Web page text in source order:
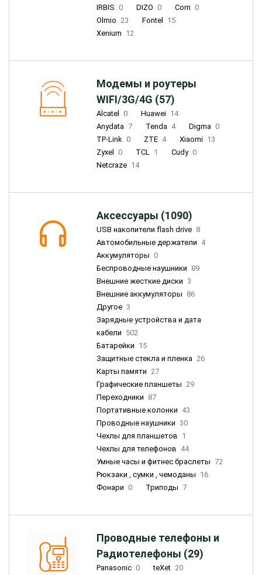
IRBIS 0 DIZO 0 Corn 0
Olmio 23 Fontel
15
Xenium 12
Модемы и роутеры
WIFI/3G/4G (57)
Alcatel 0 Huawei 14
Anydata 7 Tenda 4 Digma 0
TP-Link 0 ZTE 4 Xiaomi 13
Zyxel
0 TCL 1 Cudy 0
Netcraze 14
Аксессуары (1090)
USB накопители flash drive 8
Автомобильные держатели 4
Аккумуляторы 0
Беспроводные наушники 89
Внешние жесткие диски 3
Внешние аккумуляторы 86
Другое 3
Зарядные устройства и дата
кабели 502
Батарейки 15
Защитные стекла и пленка 26
Карты памяти 27
Графические планшеты 29
Переходники 87
Портативные колонки 43
Проводные наушники 30
Чехлы для планшетов 1
Чехлы для телефонов 44
Умные часы и фитнес браслеты 72
Рюкзаки , сумки , чемоданы 16
Фонари 0 Триподы 7
Проводные телефоны и
Радиотелефоны (29)
Panasonic 0 teXet 20